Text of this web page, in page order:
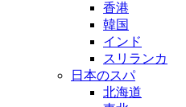
香港
韓国
インド
スリランカ
日本のスパ
北海道